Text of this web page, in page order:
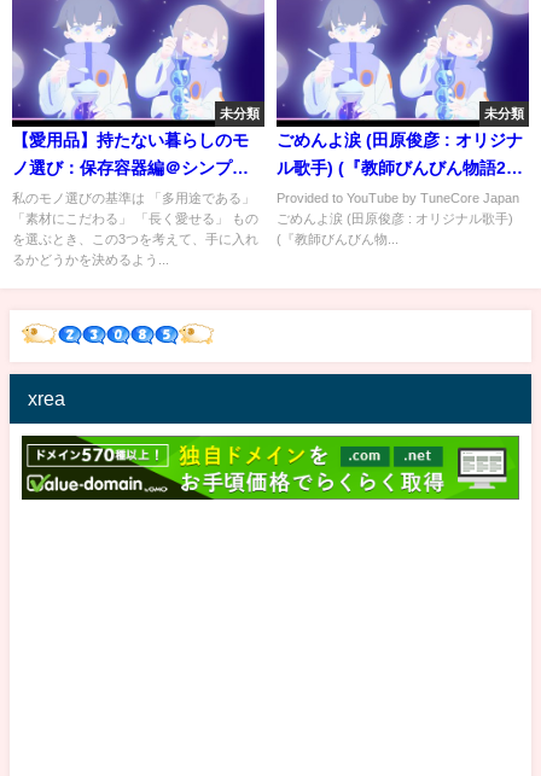
未分類
【愛用品】持たない暮らしのモ
ノ選び：保存容器編＠シンプル
ライフ研究家マキ ＃12
私のモノ選びの基準は 「多用途である」
「素材にこだわる」 「長く愛せる」 もの
を選ぶとき、この3つを考えて、手に入れ
るかどうかを決めるよう...
未分類
ごめんよ涙 (田原俊彦 : オリジナ
ル歌手) (『教師びんびん物語2』
より)
Provided to YouTube by TuneCore Japan
ごめんよ涙 (田原俊彦 : オリジナル歌手)
(『教師びんびん物...
xrea